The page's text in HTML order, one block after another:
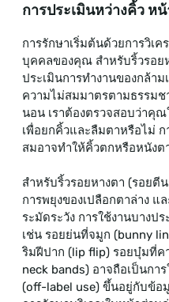
การประเมินหว่างคิ้ว ห
การรักษาเริ่มต้นด้วยการวิเ
บุคคลของคุณ สำหรับริ้วรอย
ประเมินการทำงานของกล้า
ความไม่สมมาตรตามธรรม
นอน เราต้องตรวจสอบว่าคุ
เพื่อยกคิ้วและลืมตาหรือไม่
สมอาจทำให้คิ้วตกหรือหนังต
สำหรับริ้วรอยหางตา (รอยตี
การพยุงของเปลือกตาล่าง แ
ระมัดระวัง การใช้งานบางป
เช่น รอยย่นที่จมูก (bunny
ริมฝีปาก (lip flip) รอยบุ๋มที่ค
neck bands) อาจถือเป็นก
(off-label use) ขึ้นอยู่กับข้